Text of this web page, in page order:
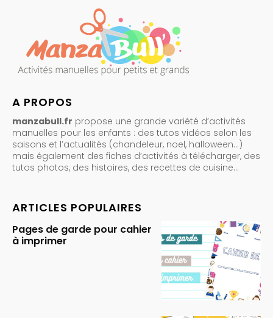
A PROPOS
manzabull.fr propose une grande variété d’activités
manuelles pour les enfants : des tutos vidéos selon les
saisons et l’actualités (chandeleur, noel, halloween…)
mais également des fiches d’activités à télécharger, des
tutos photos, des histoires, des recettes de cuisine…
ARTICLES POPULAIRES
Pages de garde pour cahier
à imprimer